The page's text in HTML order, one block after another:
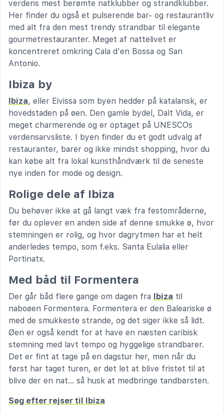
verdens mest berømte natklubber og strandklubber.
Her finder du også et pulserende bar- og restaurantliv
med alt fra den mest trendy strandbar til elegante
gourmetrestauranter. Meget af nattelivet er
koncentreret omkring Cala d'en Bossa og San
Antonio.
Ibiza by
Ibiza, eller Eivissa som byen hedder på katalansk, er
hovedstaden på øen. Den gamle bydel, Dalt Vida, er
meget charmerende og er optaget på UNESCOs
verdensarvsliste. I byen finder du et godt udvalg af
restauranter, barer og ikke mindst shopping, hvor du
kan købe alt fra lokal kunsthåndværk til de seneste
nye inden for mode og design.
Rolige dele af Ibiza
Du behøver ikke at gå langt væk fra festområderne,
før du oplever en anden side af denne smukke ø, hvor
stemningen er rolig, og hvor dagrytmen har et helt
anderledes tempo, som f.eks. Santa Eulalia eller
Portinatx.
Med båd til Formentera
Der går båd flere gange om dagen fra Ibiza til
naboøen Formentera. Formentera er den Baleariske ø
med de smukkeste strande, og det siger ikke så lidt.
Øen er også kendt for at have en næsten caribisk
stemning med lavt tempo og hyggelige strandbarer.
Det er fint at tage på en dagstur her, men når du
først har taget turen, er det let at blive fristet til at
blive der en nat... så husk at medbringe tandbørsten.
Søg efter rejser til Ibiza